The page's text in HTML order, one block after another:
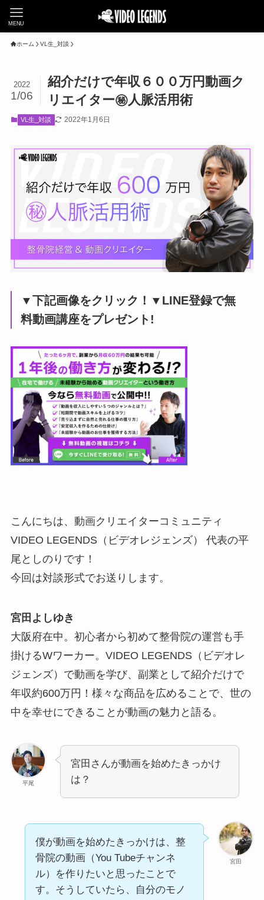
MENU
ホーム VL生_対談
紹介だけで年収６００万円動画ク
リエイター㊙︎人脈活用術
2022
1/06
VL生_対談 2022年1月6日
▼下記画像をクリック！▼LINE登録で無
料動画講座をプレゼント!
こんにちは、動画クリエイターコミュニティ
VIDEO LEGENDS（ビデオレジェンズ） 代表の平
尾としのりです！
今回は対談形式でお送りします。
宮田よしゆき
大阪府在中。初心者から初めて整骨院の運営も手
掛けるWワーカー。VIDEO LEGENDS（ビデオレ
ジェンズ）で動画を学び、副業として紹介だけで
年収約600万円！様々な商品を広めることで、世の
中を幸せにできることが動画の魅力と語る。
平尾
宮田さんが動画を始めたきっかけ
は？
宮田
僕が動画を始めたきっかけは、整
骨院の動画（You Tubeチャンネ
ル）を作りたいと思ったことで
す。そうしていたら、自分のモノ